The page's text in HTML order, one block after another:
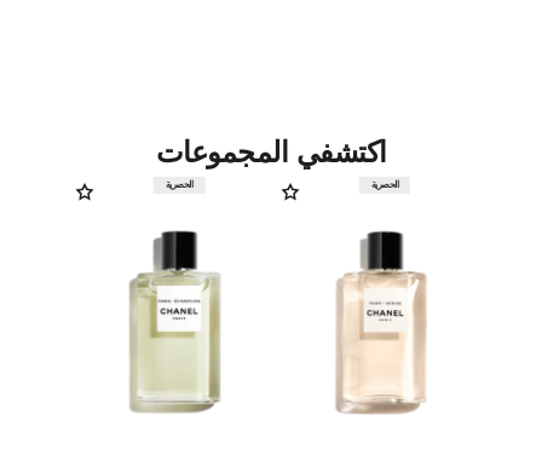
اكتشفي المجموعات
الحصرية الحصرية